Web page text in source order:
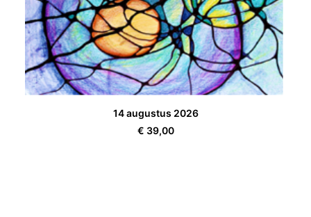
TOEVOEGEN AAN WINKELWAGEN
14 augustus 2026
€ 39,00